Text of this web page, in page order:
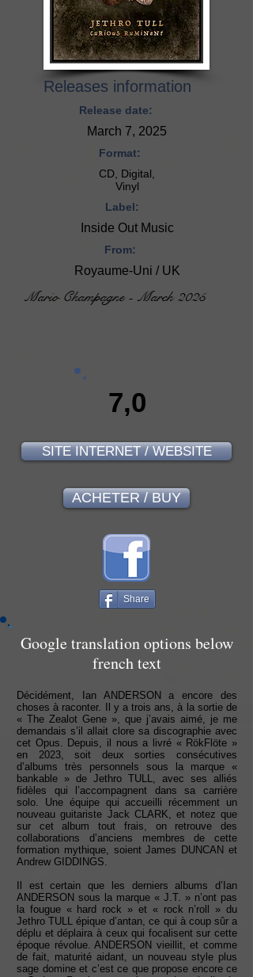
Releases information
Release date:
March 7, 2025
Format:
CD, Digital,
Vinyl
Label:
Inside Out Music
From:
Royaume-Uni / UK
Mario Champagne - March 2025
7,0
SITE INTERNET / WEBSITE
ACHETER / BUY
Share
Google translation options below
french text
Décidément, Ian ANDERSON a encore des
choses à raconter. Il y a trois ans, à la sortie de
« The Zealot Gene », que j’avais aimé, je me
demandais s’il allait clore sa discographie avec
cet Opus. Depuis, il nous a livré « RökFlöte »
en 2023, soit deux sorties consécutives
d’albums très personnels sous la marque «
bankable » de Jethro TULL, avec ses alliés
fidèles qui l’accompagnent dans sa carrière
solo. Une équipe qui accueilli récemment un
nouveau guitariste Jack CLARK, et notez que
sur cet album tout frais, on retrouve des
collaborations d’anciens membres de cette
formation mythique, soient James DUNCAN et
Andrew GIDDINGS.
Il est certain que les derniers albums d’Ian
ANDERSON sous la marque « J.T. » n’ont pas
la fougue « hard rock » et « rock n’roll » du
Jethro TULL épique d’antan, ce qui à coup sûr a
déplu et déplaira à ceux qui focalisent sur cette
époque révolue. ANDERSON vieillit, et comme
de fait, maturité aidant, un nouveau style plus
sage domine et c’est ce que propose encore ce